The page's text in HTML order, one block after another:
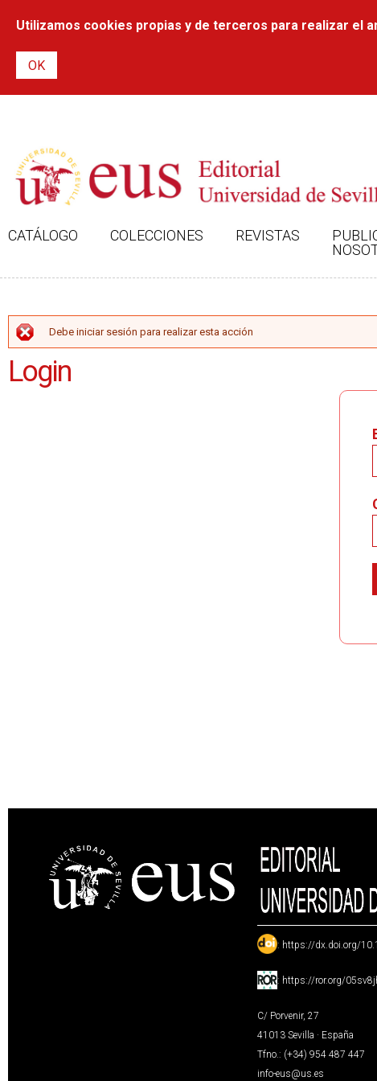
Utilizamos cookies propias y de terceros para realizar el
CATÁLOGO COLECCIONES REVISTAS
MENSAJE DE ERROR
Debe iniciar sesión para realizar esta acción
Login
: https://dx.doi.org/
: https://ror.org/
C/ Porvenir, 27
41013 Sevilla · España
Tfno.: (+34) 954 487 447
info-eus@us.es